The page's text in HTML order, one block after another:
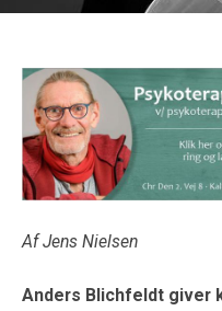
Af Jens Nielsen
Anders Blichfeldt giver